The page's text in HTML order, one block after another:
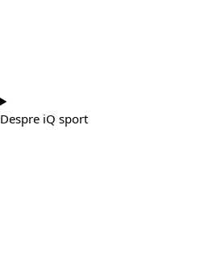
Despre iQ sport